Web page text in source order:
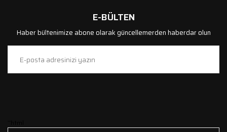
E-BÜLTEN
Haber bültenimize abone olarak güncellemerden haberdar olun